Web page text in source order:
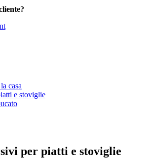
casa
e stoviglie
per piatti e stoviglie